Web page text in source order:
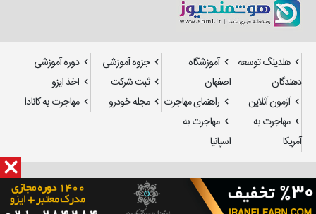
هلدینگ توسعه
دهندگان
آموزشگاه
اصفهان
جزوه آموزشی
دوره آموزشی
ثبت شرکت
اخذ ایزو
آزمون آنلاین
راهنمای مهاجرت مجله خودرو
مهاجرت به کانادا
مهاجرت به
آمریکا
مهاجرت به
اسپانیا
طراحی سایتوسئو: استدیو تدسا